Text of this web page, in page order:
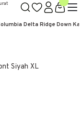
Delta Ridge Down
Siyah XL